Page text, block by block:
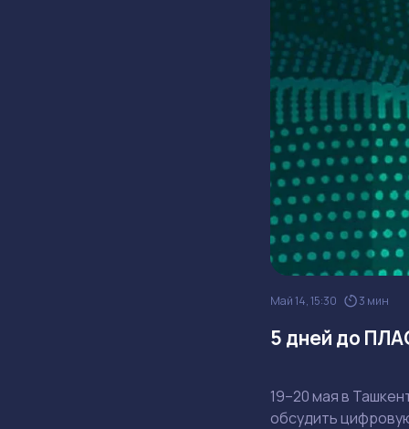
Май 14, 15:30 3 мин
5 дней до
19–20 мая в
обсудить